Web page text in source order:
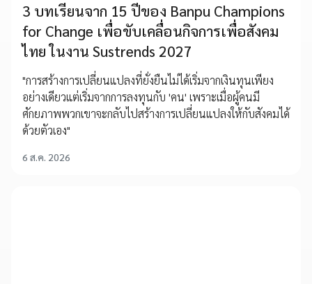
3 บทเรียนจาก 15 ปีของ Banpu Champions
for Change เพื่อขับเคลื่อนกิจการเพื่อสังคม
ไทย ในงาน Sustrends 2027
"การสร้างการเปลี่ยนแปลงที่ยั่งยืนไม่ได้เริ่มจากเงินทุนเพียง
อย่างเดียวแต่เริ่มจากการลงทุนกับ 'คน' เพราะเมื่อผู้คนมี
ศักยภาพพวกเขาจะกลับไปสร้างการเปลี่ยนแปลงให้กับสังคมได้
ด้วยตัวเอง"
6 ส.ค. 2026